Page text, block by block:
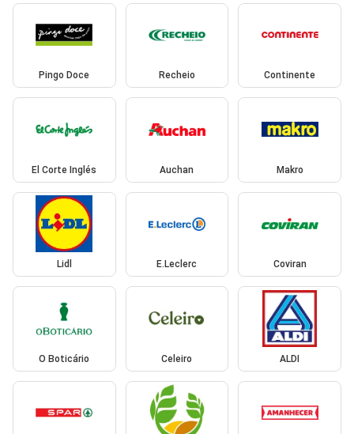
Pingo Doce Recheio Continente
El Corte Inglés Auchan Makro
Lidl E.Leclerc Coviran
O Boticário Celeiro ALDI